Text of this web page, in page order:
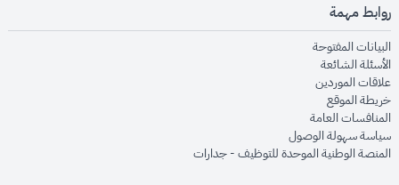
روابط مهمة
البيانات المفتوحةopens in new window
الأسئلة الشائعةopens in new window
علاقات الموردينopens in new window
خريطة الموقعopens in new window
المنافسات العامةopens in new window
سياسة سهولة الوصولopens in new window
المنصة الوطنية الموحدة للتوظيف - جداراتopens in new window